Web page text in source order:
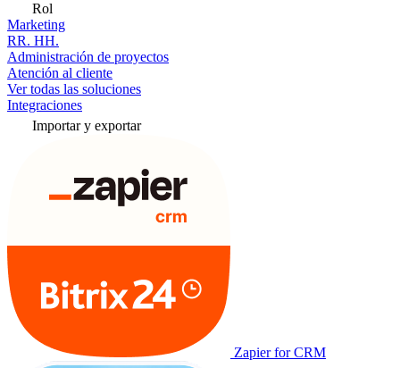
Rol
Marketing
RR. HH.
Administración de proyectos
Atención al cliente
Ver todas las soluciones
Integraciones
Importar y exportar
Zapier for CRM